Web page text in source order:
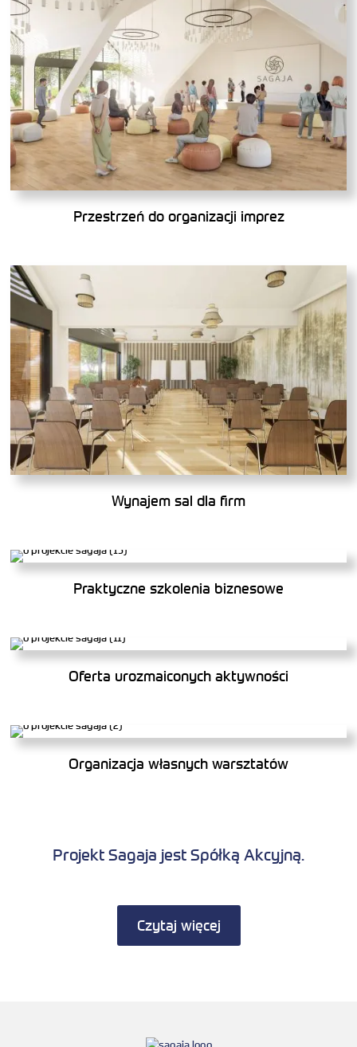
Przestrzeń do organizacji imprez
Wynajem sal dla firm
Praktyczne szkolenia biznesowe
Oferta urozmaiconych aktywności
Organizacja własnych warsztatów
Projekt Sagaja jest Spółką Akcyjną.
Czytaj więcej